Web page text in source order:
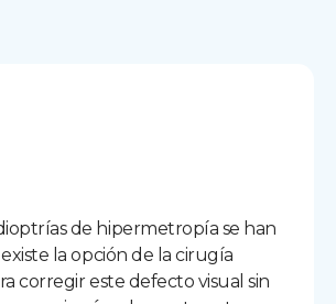
de hipermetropía se han
la opción de la cirugía
corregir este defecto visual sin